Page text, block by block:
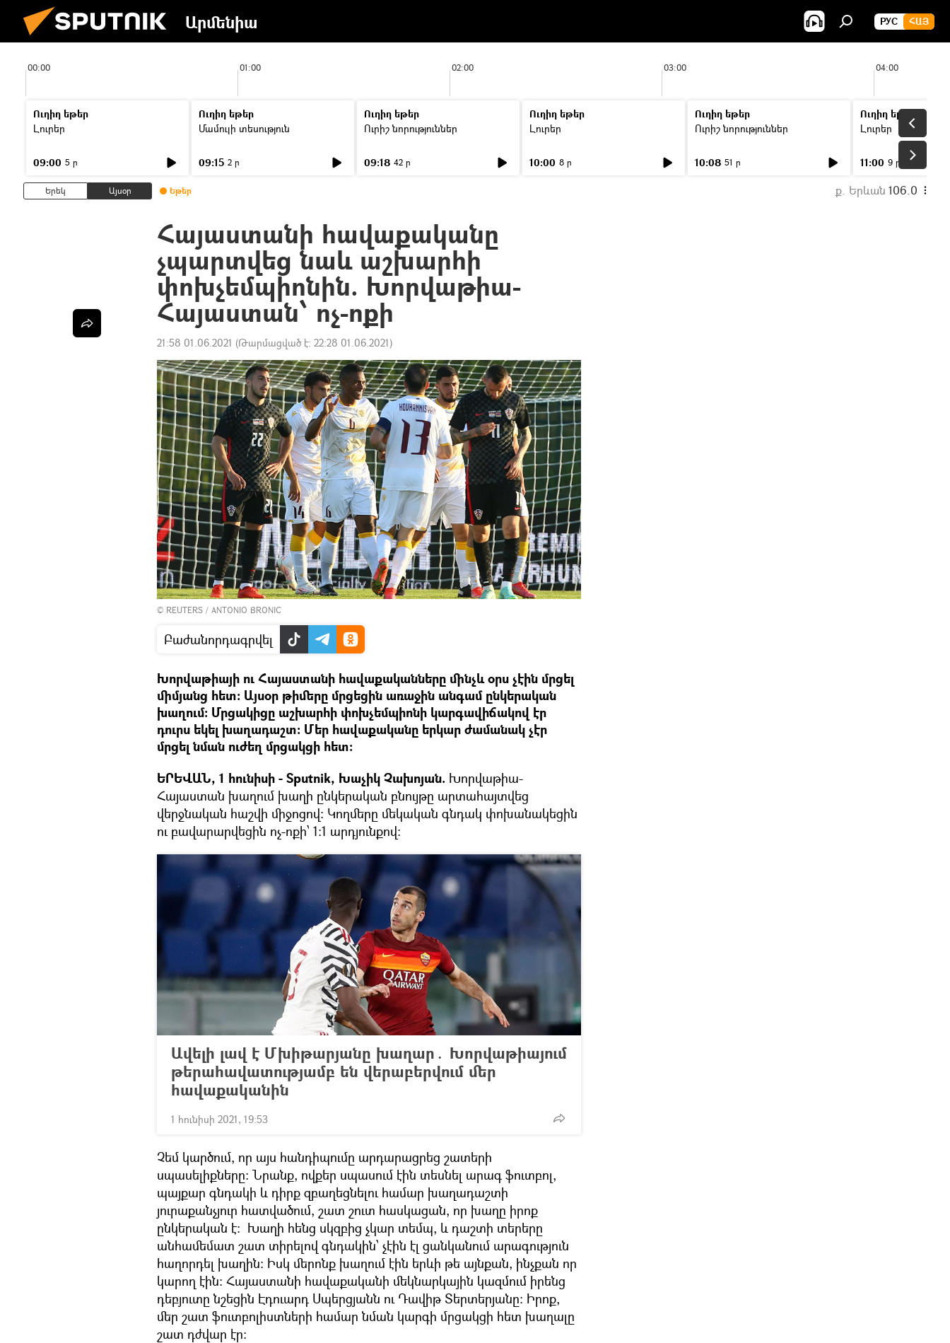
Արմենիա РУС ՀԱՅ
00:00 01:00 02:00 03:00 04:00
Ուղիղ եթեր
Լուրեր
09:00 5 ր
Ուղիղ եթեր
Մամուլի տեսություն
09:15 2 ր
Ուղիղ եթեր
Ուրիշ նորություններ
09:18 42 ր
Ուղիղ եթեր
Լուրեր
10:00 8 ր
Ուղիղ եթեր
Ուրիշ նորություններ
10:08 51 ր
Ուղիղ եթեր
Լուրեր
11:00 9 ր
Երեկ Այսօր Եթեր ք. Երևան 106.0
Հայաստանի հավաքականը
չպարտվեց նաև աշխարհի
փոխչեմպիոնին. Խորվաթիա-
Հայաստան՝ ոչ-ոքի
21:58 01.06.2021 (Թարմացված է: 22:28 01.06.2021)
© REUTERS / ANTONIO BRONIC
Բաժանորդագրվել
Խորվաթիայի ու Հայաստանի հավաքականները մինչև օրս չէին մրցել
միմյանց հետ։ Այսօր թիմերը մրցեցին առաջին անգամ ընկերական
խաղում։ Մրցակիցը աշխարհի փոխչեմպիոնի կարգավիճակով էր
դուրս եկել խաղադաշտ։ Մեր հավաքականը երկար ժամանակ չէր
մրցել նման ուժեղ մրցակցի հետ։
ԵՐԵՎԱՆ, 1 հունիսի - Sputnik, Խաչիկ Չախոյան. Խորվաթիա-
Հայաստան խաղում խաղի ընկերական բնույթը արտահայտվեց
վերջնական հաշվի միջոցով։ Կողմերը մեկական գնդակ փոխանակեցին
ու բավարարվեցին ոչ-ոքի՝ 1։1 արդյունքով։
Ավելի լավ է Մխիթարյանը խաղար․ Խորվաթիայում
թերահավատությամբ են վերաբերվում մեր
հավաքականին
1 հունիսի 2021, 19:53
Չեմ կարծում, որ այս հանդիպումը արդարացրեց շատերի
սպասելիքները։ Նրանք, ովքեր սպասում էին տեսնել արագ ֆուտբոլ,
պայքար գնդակի և դիրք զբաղեցնելու համար խաղադաշտի
յուրաքանչյուր հատվածում, շատ շուտ հասկացան, որ խաղը իրոք
ընկերական է։ Խաղի հենց սկզբից չկար տեմպ, և դաշտի տերերը
անհամեմատ շատ տիրելով գնդակին՝ չէին էլ ցանկանում արագություն
հաղորդել խաղին։ Իսկ մերոնք խաղում էին երևի թե այնքան, ինչքան որ
կարող էին։ Հայաստանի հավաքականի մեկնարկային կազմում իրենց
դեբյուտը նշեցին Էդուարդ Սպերցյանն ու Դավիթ Տերտերյանը։ Իրոք,
մեր շատ ֆուտբոլիստների համար նման կարգի մրցակցի հետ խաղալը
շատ դժվար էր։